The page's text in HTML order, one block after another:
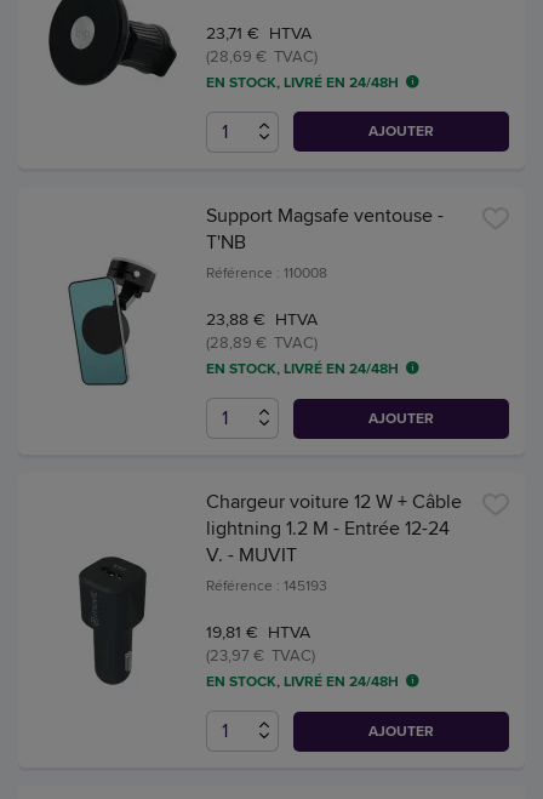
23,71 € HTVA
(28,69 € TVAC)
EN STOCK, LIVRÉ EN 24/48H
AJOUTER
Support Magsafe ventouse -
T'NB
Référence : 110008
23,88 € HTVA
(28,89 € TVAC)
EN STOCK, LIVRÉ EN 24/48H
AJOUTER
Chargeur voiture 12 W + Câble
lightning 1.2 M - Entrée 12-24
V. - MUVIT
Référence : 145193
19,81 € HTVA
(23,97 € TVAC)
EN STOCK, LIVRÉ EN 24/48H
AJOUTER